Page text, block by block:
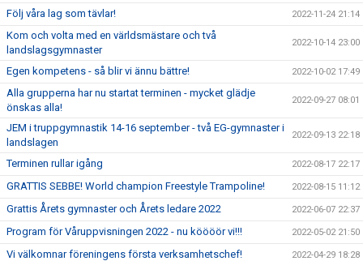
Följ våra lag som tävlar! 2022-11-24 21:14
Kom och volta med en världsmästare och två
landslagsgymnaster
2022-10-14 23:00
Egen kompetens - så blir vi ännu bättre! 2022-10-02 17:49
Alla grupperna har nu startat terminen - mycket glädje
önskas alla!
2022-09-27 08:01
JEM i truppgymnastik 14-16 september - två EG-gymnaster i
landslagen
2022-09-13 22:18
Terminen rullar igång 2022-08-17 22:17
GRATTIS SEBBE! World champion Freestyle Trampoline! 2022-08-15 11:12
Grattis Årets gymnaster och Årets ledare 2022 2022-06-07 22:37
Program för Våruppvisningen 2022 - nu köööör vi!!! 2022-05-02 21:50
Vi välkomnar föreningens första verksamhetschef! 2022-04-29 18:28